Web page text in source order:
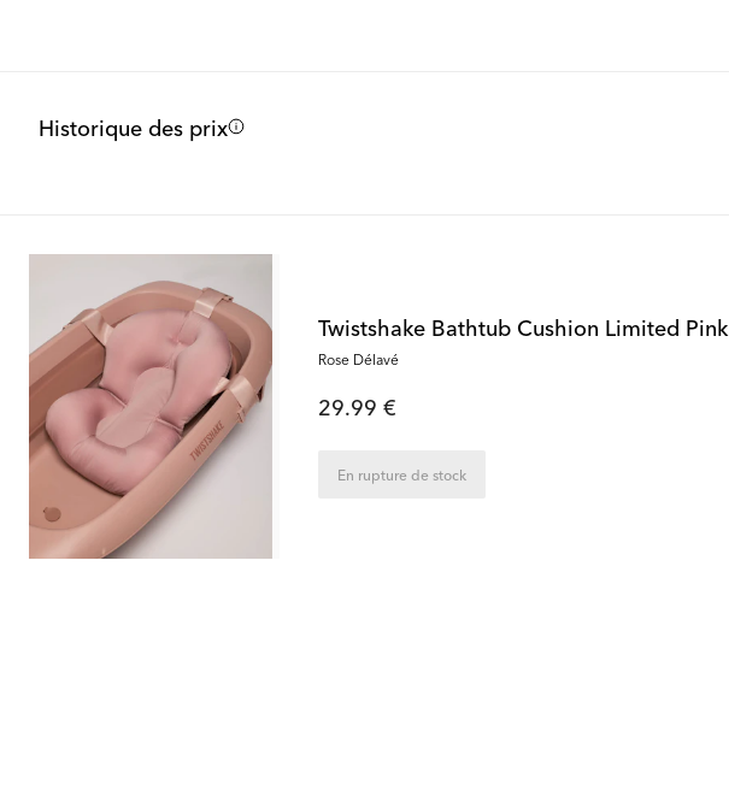
Historique des prix
Twistshake Bathtub Cushion Limited Pink
Rose Délavé
29.99 €
En rupture de stock